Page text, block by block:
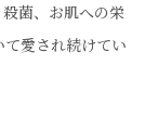
菌、お肌への栄
愛され続けてい